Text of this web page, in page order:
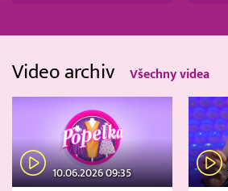
Video archiv Všechny videa
10.06.2026 09:35